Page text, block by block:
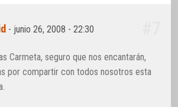
- junio 26, 2008 - 22:30
Carmeta, seguro que nos encantarán,
por compartir con todos nosotros esta